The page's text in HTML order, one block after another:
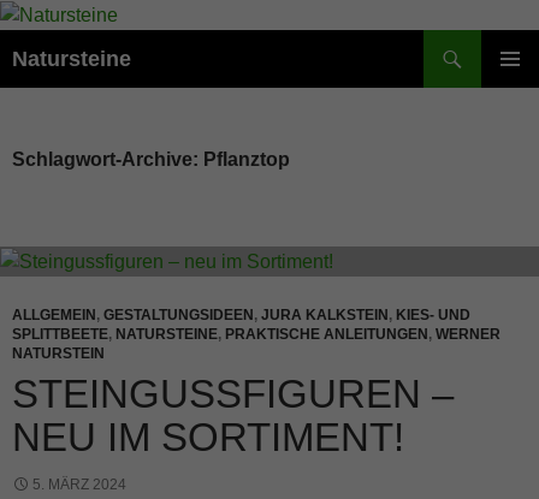
Natursteine
Schlagwort-Archive: Pflanztop
ALLGEMEIN, GESTALTUNGSIDEEN, JURA KALKSTEIN, KIES- UND
SPLITTBEETE, NATURSTEINE, PRAKTISCHE ANLEITUNGEN, WERNER
NATURSTEIN
STEINGUSSFIGUREN –
NEU IM SORTIMENT!
5. MÄRZ 2024